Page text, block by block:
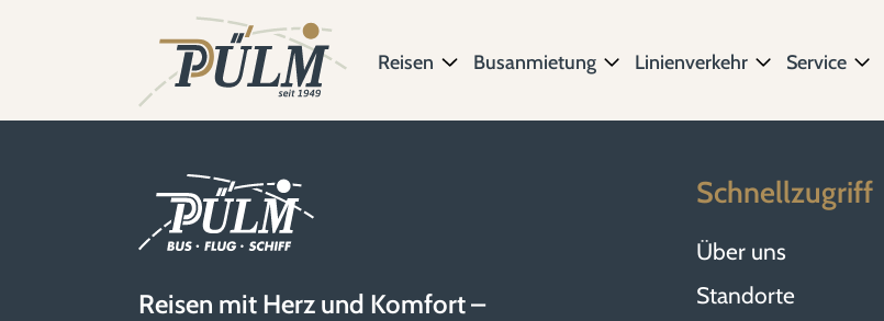
Reisen Busanmietung Linienverkehr Service
Reisen mit Herz und Komfort –
Schnellzugriff
Über uns
Standorte